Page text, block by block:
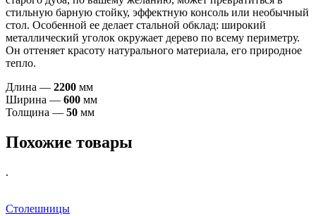
стильную барную стойку, эффектную консоль или необычный
стол. Особенной ее делает стальной обклад: широкий
металлический уголок окружает дерево по всему периметру.
Он оттеняет красоту натурального материала, его природное
тепло.
Длина — 2200 мм
Ширина — 600 мм
Толщина — 50 мм
Похожие товары
.
Столешницы